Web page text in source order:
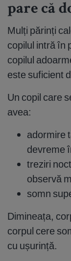
pare că
Mulți părinți
copilul intră în
copilul
este suficient
Un copil care
avea:
adormire
devreme
treziri
observă
somn
Dimineața,
corpul cere
cu ușurință.